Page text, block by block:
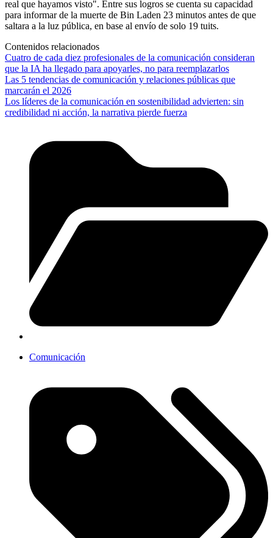
real que hayamos visto". Entre sus logros se cuenta su capacidad
para informar de la muerte de Bin Laden 23 minutos antes de que
saltara a la luz pública, en base al envío de solo 19 tuits.
Contenidos relacionados
Cuatro de cada diez profesionales de la comunicación consideran
que la IA ha llegado para apoyarles, no para reemplazarlos
Las 5 tendencias de comunicación y relaciones públicas que
marcarán el 2026
Los líderes de la comunicación en sostenibilidad advierten: sin
credibilidad ni acción, la narrativa pierde fuerza
Comunicación